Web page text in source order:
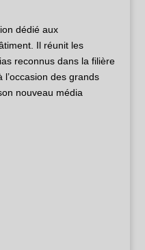
dédié aux
Il réunit les
reconnus dans la filière
des grands
nouveau média